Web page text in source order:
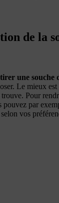
de la
une souche
Le mieux
Pour
pouvez par
vos